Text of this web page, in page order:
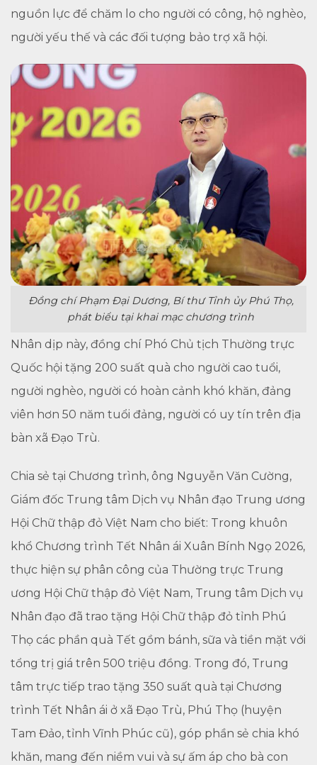
nguồn lực để chăm lo cho người có công, hộ nghèo,
người yếu thế và các đối tượng bảo trợ xã hội.
Đồng chí Phạm Đại Dương, Bí thư Tỉnh ủy Phú Thọ,
phát biểu tại khai mạc chương trình
Nhân dịp này, đồng chí Phó Chủ tịch Thường trực
Quốc hội tặng 200 suất quà cho người cao tuổi,
người nghèo, người có hoàn cảnh khó khăn, đảng
viên hơn 50 năm tuổi đảng, người có uy tín trên địa
bàn xã Đạo Trù.
Chia sẻ tại Chương trình, ông Nguyễn Văn Cường,
Giám đốc Trung tâm Dịch vụ Nhân đạo Trung ương
Hội Chữ thập đỏ Việt Nam cho biết: Trong khuôn
khổ Chương trình Tết Nhân ái Xuân Bính Ngọ 2026,
thực hiện sự phân công của Thường trực Trung
ương Hội Chữ thập đỏ Việt Nam, Trung tâm Dịch vụ
Nhân đạo đã trao tặng Hội Chữ thập đỏ tỉnh Phú
Thọ các phần quà Tết gồm bánh, sữa và tiền mặt với
tổng trị giá trên 500 triệu đồng. Trong đó, Trung
tâm trực tiếp trao tặng 350 suất quà tại Chương
trình Tết Nhân ái ở xã Đạo Trù, Phú Thọ (huyện
Tam Đảo, tỉnh Vĩnh Phúc cũ), góp phần sẻ chia khó
khăn, mang đến niềm vui và sự ấm áp cho bà con